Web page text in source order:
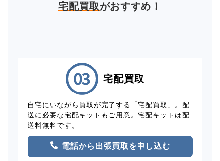
宅配買取がおすすめ！
宅配買取
自宅にいながら買取が完了する「宅配買取」。配
送に必要な宅配キットもご用意。宅配キットは配
送料無料です。
電話から出張買取を申し込む